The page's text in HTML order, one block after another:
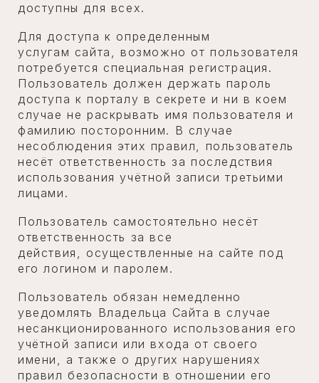
доступны для всех.
Для доступа к определенным
услугам сайта, возможно от пользователя
потребуется специальная регистрация.
Пользователь должен держать пароль
доступа к порталу в секрете и ни в коем
случае не раскрывать имя пользователя и
фамилию посторонним. В случае
несоблюдения этих правил, пользователь
несёт ответственность за последствия
использования учётной записи третьими
лицами.
Пользователь самостоятельно несёт
ответственность за все
действия, осуществленные на сайте под
его логином и паролем.
Пользователь обязан немедленно
уведомлять Владельца Сайта в случае
несанкционированного использования его
учётной записи или входа от своего
имени, а также о других нарушениях
правил безопасности в отношении его